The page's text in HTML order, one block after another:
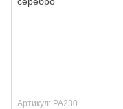
Артикул: PA230